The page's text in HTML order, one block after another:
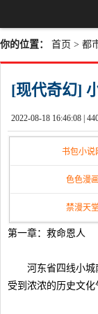
你的位置： 首页 > 都
[现代奇幻]
2022-08-18 16:46:08 |
书包小说
色色漫画
禁漫天
第一章：救命恩人
河东省四线小城
受到浓浓的历史文化